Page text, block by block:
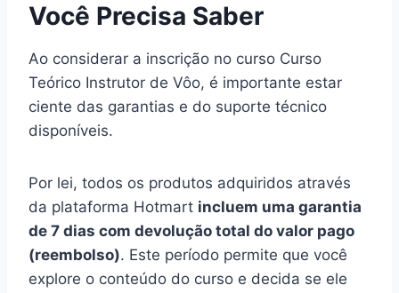
Você Precisa Saber
Ao considerar a inscrição no curso Curso
Teórico Instrutor de Vôo, é importante estar
ciente das garantias e do suporte técnico
disponíveis.
Por lei, todos os produtos adquiridos através
da plataforma Hotmart incluem uma garantia
de 7 dias com devolução total do valor pago
(reembolso). Este período permite que você
explore o conteúdo do curso e decida se ele